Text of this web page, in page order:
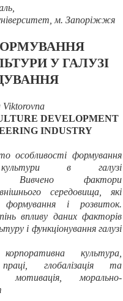
,
м. Запоріжжя
У ГАЛУЗІ
УВАННЯ
Viktorovna
DEVELOPMENT
INDUSTRY
особливості формування
культури в галузі
Вивчено фактори
середовища, які
і розвиток.
впливу даних факторів
і функціонування галузі
культура,
праці, глобалізація та
мотивація, морально-